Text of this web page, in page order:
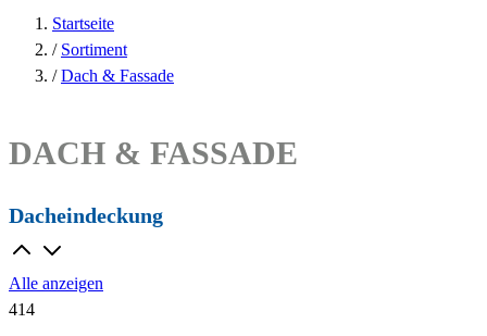
Startseite
/ Sortiment
/ Dach & Fassade
DACH & FASSADE
Dacheindeckung
Alle anzeigen
414